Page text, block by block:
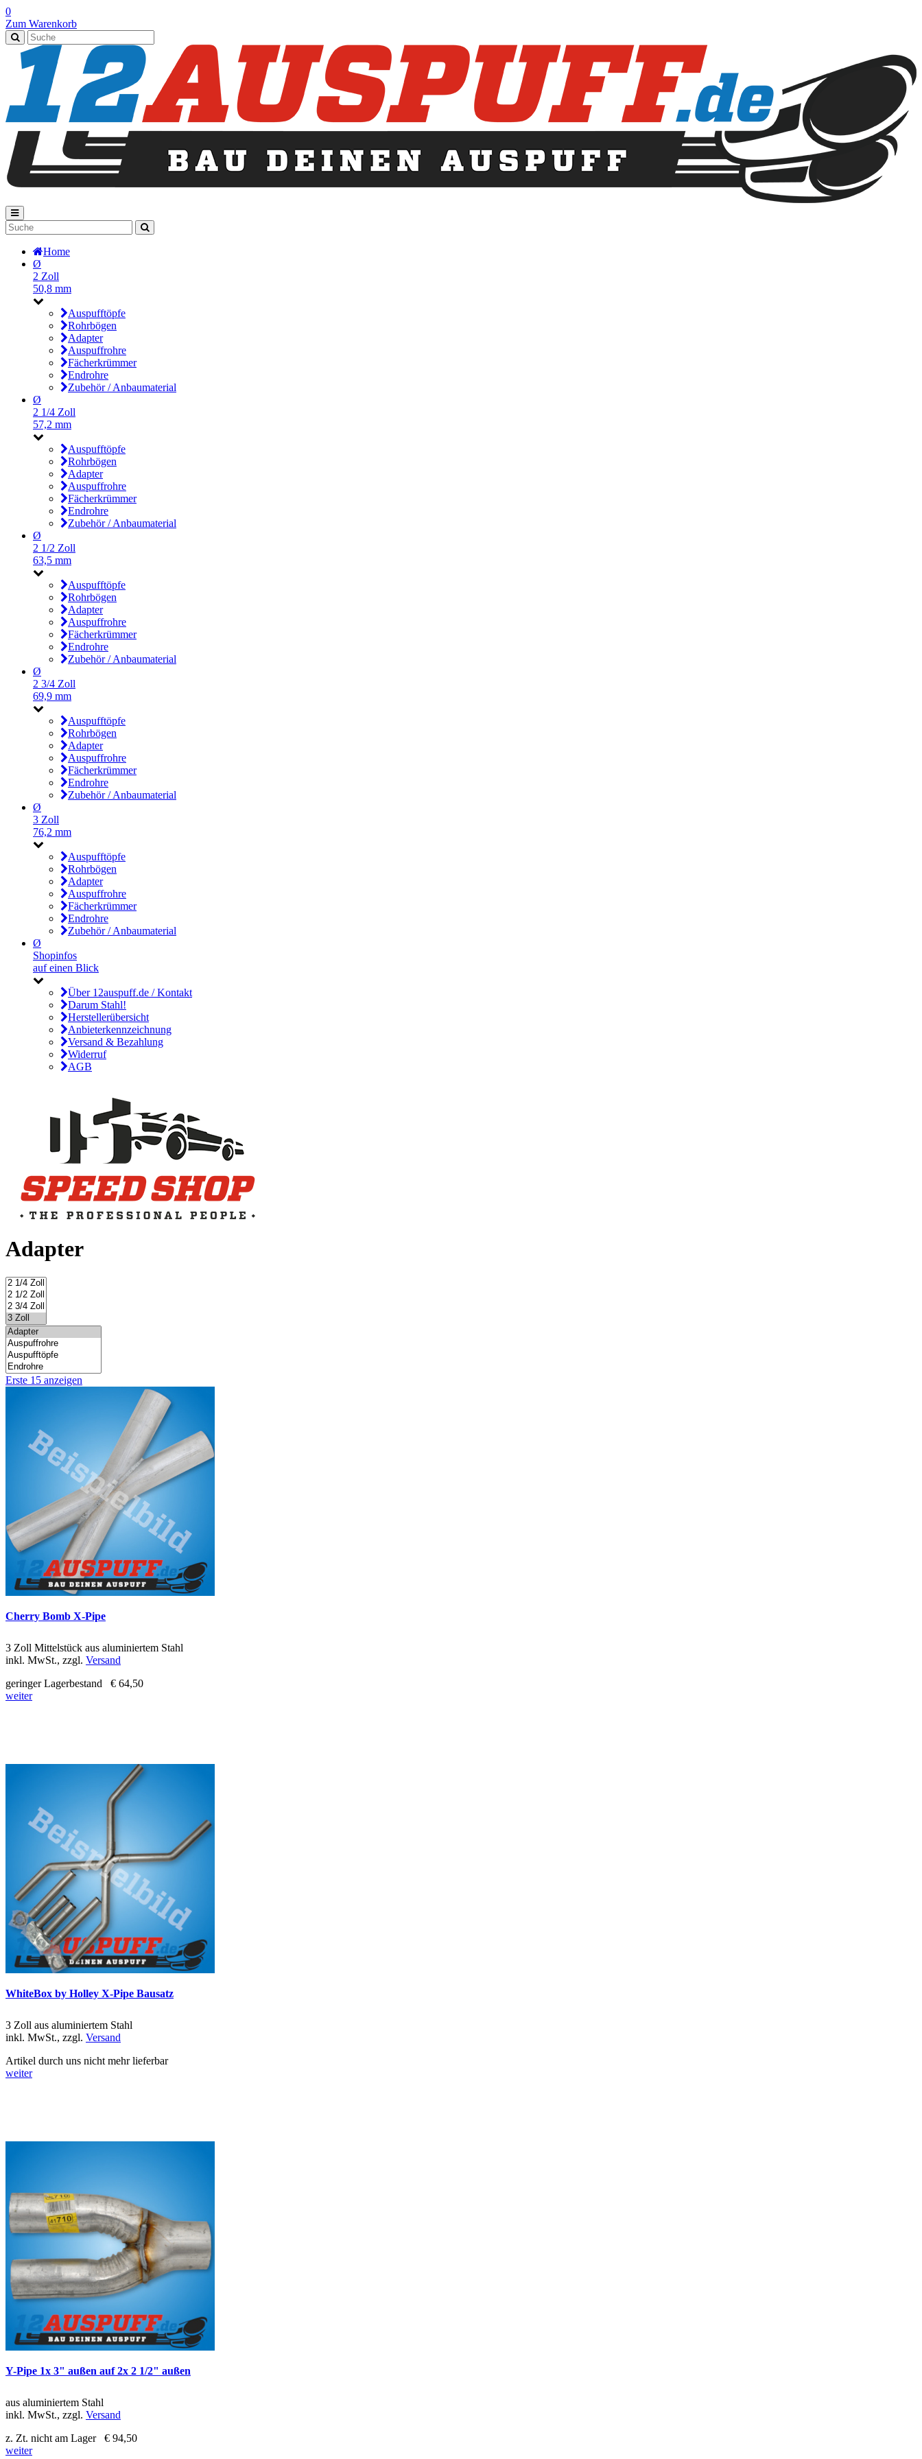
0
Zum Warenkorb
Home
Ø
2 Zoll
50,8 mm
Auspufftöpfe
Rohrbögen
Adapter
Auspuffrohre
Fächerkrümmer
Endrohre
Zubehör / Anbaumaterial
Ø
2 1/4 Zoll
57,2 mm
Auspufftöpfe
Rohrbögen
Adapter
Auspuffrohre
Fächerkrümmer
Endrohre
Zubehör / Anbaumaterial
Ø
2 1/2 Zoll
63,5 mm
Auspufftöpfe
Rohrbögen
Adapter
Auspuffrohre
Fächerkrümmer
Endrohre
Zubehör / Anbaumaterial
Ø
2 3/4 Zoll
69,9 mm
Auspufftöpfe
Rohrbögen
Adapter
Auspuffrohre
Fächerkrümmer
Endrohre
Zubehör / Anbaumaterial
Ø
3 Zoll
76,2 mm
Auspufftöpfe
Rohrbögen
Adapter
Auspuffrohre
Fächerkrümmer
Endrohre
Zubehör / Anbaumaterial
Ø
Shopinfos
auf einen Blick
Über 12auspuff.de / Kontakt
Darum Stahl!
Herstellerübersicht
Anbieterkennzeichnung
Versand & Bezahlung
Widerruf
AGB
Adapter
Erste 15 anzeigen
Cherry Bomb X-Pipe
3 Zoll Mittelstück aus aluminiertem Stahl
inkl. MwSt., zzgl. Versand
geringer Lagerbestand
€ 64,50
weiter
WhiteBox by Holley X-Pipe Bausatz
3 Zoll aus aluminiertem Stahl
inkl. MwSt., zzgl. Versand
Artikel durch uns nicht mehr lieferbar
weiter
Y-Pipe 1x 3" außen auf 2x 2 1/2" außen
aus aluminiertem Stahl
inkl. MwSt., zzgl. Versand
z. Zt. nicht am Lager
€ 94,50
weiter